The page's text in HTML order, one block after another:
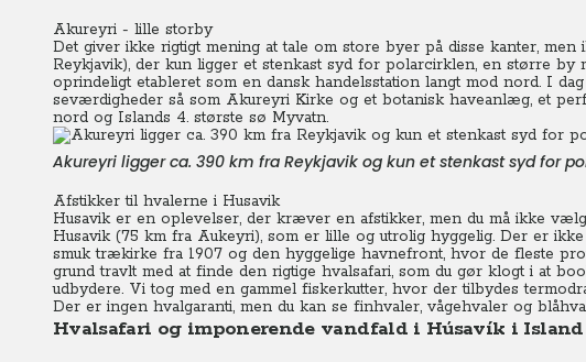
Akureyri - lille storby
Det giver ikke rigtigt mening at tale om store byer på disse kanter,
Reykjavik), der kun ligger et stenkast syd for polarcirklen, en større by
oprindeligt etableret som en dansk handelsstation langt mod nord. I
seværdigheder så som Akureyri Kirke og et botanisk haveanlæg, et
nord og Islands 4. største sø Myvatn.
Akureyri ligger ca. 390 km fra Reykjavik og kun et stenkast syd for
Afstikker til hvalerne i Husavik
Husavik er en oplevelser, der kræver en afstikker, men du må ikke
Husavik (75 km fra Aukeyri), som er lille og utrolig hyggelig. Der er
smuk trækirke fra 1907 og den hyggelige havnefront, hvor de fleste
grund travlt med at finde den rigtige hvalsafari, som du gør klogt i at
udbydere. Vi tog med en gammel fiskerkutter, hvor der tilbydes
Der er ingen hvalgaranti, men du kan se finhvaler, vågehvaler og
Hvalsafari og imponerende vandfald i Húsavík i Island